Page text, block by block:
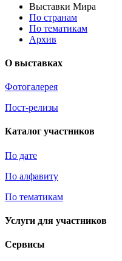
Выставки Мира
По странам
По тематикам
Архив
О выставках
Фотогалерея
Пост-релизы
Каталог участников
По дате
По алфавиту
По тематикам
Услуги для участников
Сервисы